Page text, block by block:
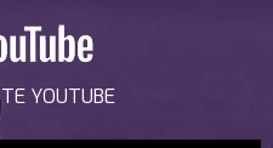
YOUTUBE